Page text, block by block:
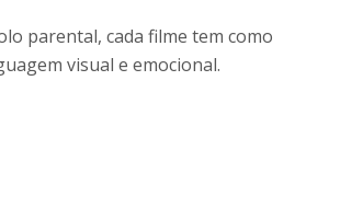
parental, cada filme tem como
visual e emocional.